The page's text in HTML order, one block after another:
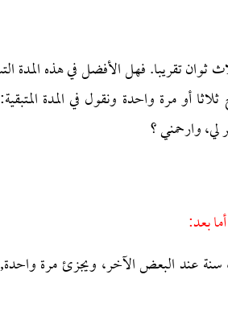
تقريبا. فهل الأفضل في هذه المدة
أو مرة واحدة ونقول في المدة
وارحمني ؟
بعد:
عند البعض الآخر، ويجزئ مرة